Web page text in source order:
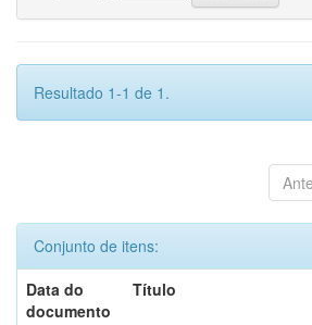
Resultado 1-1 de 1.
Conjunto de itens:
Data do
documento
Título